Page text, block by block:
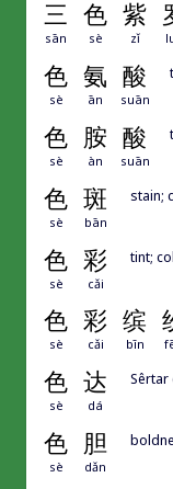
三 色 紫
sān sè zǐ
色 氨 酸
sè ān suān
色 胺 酸
sè àn suān
色 斑
sè bān
stain;
色 彩
sè cǎi
tint;
色 彩 缤
sè cǎi bīn
色 达
sè dá
Sêrtar
色 胆
sè dǎn